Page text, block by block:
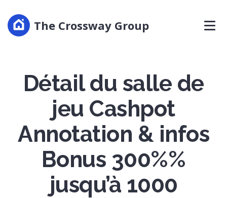
The Crossway Group
Détail du salle de
jeu Cashpot
Annotation & infos
Bonus 300%%
jusqu’à 1000